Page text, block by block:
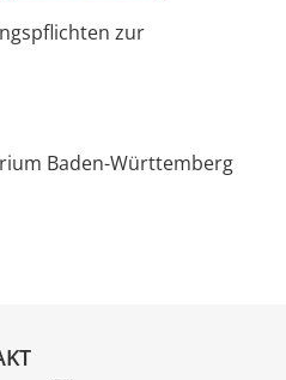
zur
Baden-Württemberg